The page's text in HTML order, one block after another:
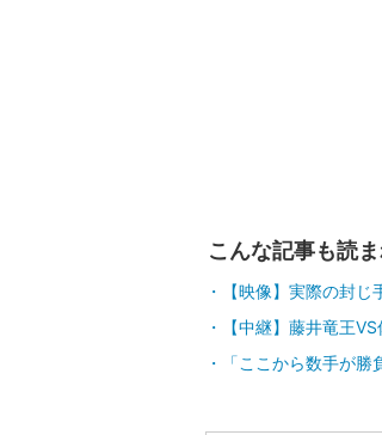
こんな記事も読
【映像】実際の封じ
【中継】藤井竜王
「ここから数手が